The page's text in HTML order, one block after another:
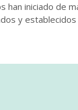
iniciado de
y